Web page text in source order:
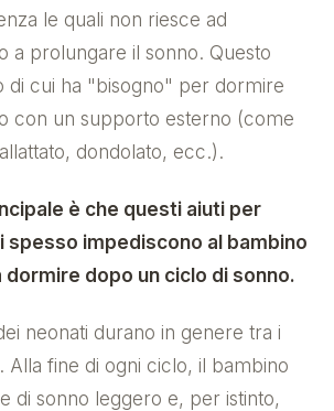
le quali non riesce ad
a prolungare il sonno. Questo
di cui ha "bisogno" per dormire
con un supporto esterno (come
dondolato, ecc.).
è che questi aiuti per
spesso impediscono al bambino
dormire dopo un ciclo di sonno.
neonati durano in genere tra i
Alla fine di ogni ciclo, il bambino
di sonno leggero e, per istinto,